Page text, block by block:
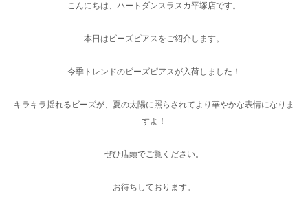
こんにちは、ハートダンスラスカ平塚店です。
本日はビーズピアスをご紹介します。
今季トレンドのビーズピアスが入荷しました！
キラキラ揺れるビーズが、夏の太陽に照らされてより華やかな表情になりま
すよ！
ぜひ店頭でご覧ください。
お待ちしております。